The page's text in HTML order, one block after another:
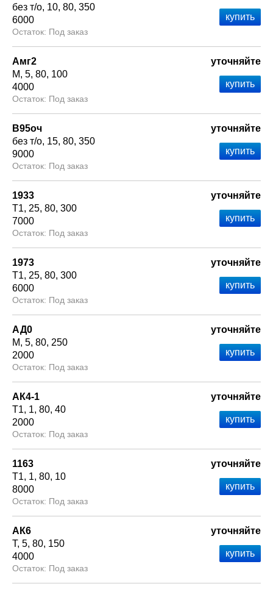
без т/о 10 80 350
6000
Под заказ
Амг2
М 5 80 100
4000
Под заказ
уточняйте
В95оч
без т/о 15 80 350
9000
Под заказ
уточняйте
1933
Т1 25 80 300
7000
Под заказ
уточняйте
1973
Т1 25 80 300
6000
Под заказ
уточняйте
АД0
М 5 80 250
2000
Под заказ
уточняйте
АК4-1
Т1 1 80 40
2000
Под заказ
уточняйте
1163
Т1 1 80 10
8000
Под заказ
уточняйте
АК6
Т 5 80 150
4000
Под заказ
уточняйте